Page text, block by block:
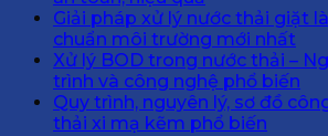
Giải pháp xử lý nước thải giặt
chuẩn môi trường mới nhất
Xử lý BOD trong nước thải –
trình và công nghệ phổ biến
Quy trình, nguyên lý, sơ đồ
thải xi mạ kẽm phổ biến